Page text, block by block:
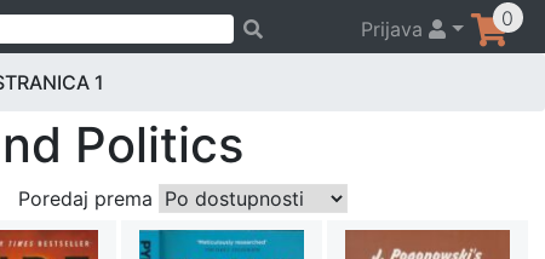
Prijava 0
1
Politics
Poredaj prema